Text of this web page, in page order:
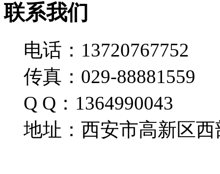
联系我们
电话：13720767752
传真：029-88881559
Q Q：1364990043
地址：西安市高新区西